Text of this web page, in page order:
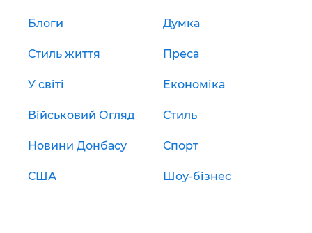
Блоги Думка
Стиль життя Преса
У світі Економіка
Військовий Огляд Стиль
Новини Донбасу Спорт
США Шоу-бізнес